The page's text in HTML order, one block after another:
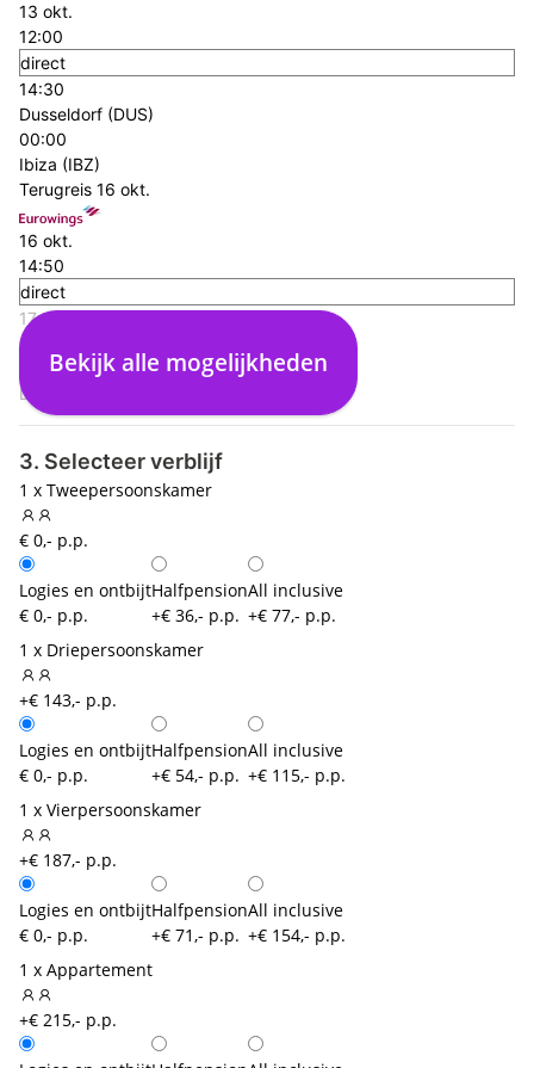
13 okt.
12:00
direct
14:30
Dusseldorf (DUS)
00:00
Ibiza (IBZ)
Terugreis 16 okt.
16 okt.
14:50
direct
17:15
Ibiza (IBZ)
00:00
Dusseldorf (DUS)
Bekijk alle mogelijkheden
3. Selecteer verblijf
1 x Tweepersoonskamer
€ 0,- p.p.
Logies en ontbijt
€ 0,- p.p.
Halfpension
+€ 36,- p.p.
All inclusive
+€ 77,- p.p.
1 x Driepersoonskamer
+€ 143,- p.p.
Logies en ontbijt
€ 0,- p.p.
Halfpension
+€ 54,- p.p.
All inclusive
+€ 115,- p.p.
1 x Vierpersoonskamer
+€ 187,- p.p.
Logies en ontbijt
€ 0,- p.p.
Halfpension
+€ 71,- p.p.
All inclusive
+€ 154,- p.p.
1 x Appartement
+€ 215,- p.p.